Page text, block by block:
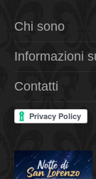
Chi sono
Informazioni
Contatti